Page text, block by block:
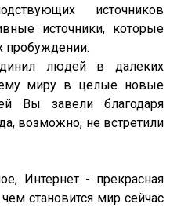
источников
источники, которые
пробуждении.
людей в далеких
миру в целые новые
Вы завели благодаря
возможно, не встретили
Интернет - прекрасная
становится мир сейчас